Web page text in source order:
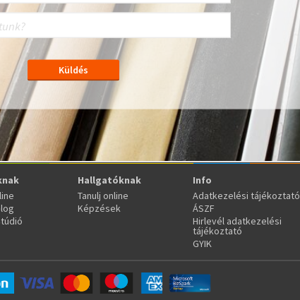
Hallgatóknak
Tanulj online
Képzések
Info
Adatkezelési tájékoztató
ÁSZF
Hirlevél adatkezelési
tájékoztató
GYIK